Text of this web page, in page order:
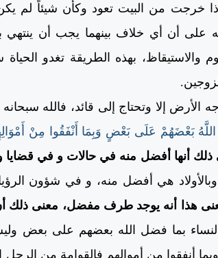
خرجت من البيت تعود وكأن شيئاً لم يكن،
على أن أي خلاف بينهما يجب أن ينتهي
والاستيقاظ، بهذه الطريقة تغدو
إلا وتحتاج إلى قائد، فالله سبحانه
بَعْضَهُمْ عَلَى بَعْضٍ وَبِمَا أَنْفَقُوا مِنْ
ذلك أنها أفضل منه في حالات و في
هي أفضل منه، و في شؤون
هذا أنه يوجد طرف مفضل، معنى
بما فضل الله بعضهم على بعض
أنفقوا من أموالهم فالقوامة من الرجل